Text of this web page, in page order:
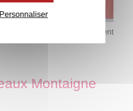
du monde (anciennement
Montaigne
Personnaliser